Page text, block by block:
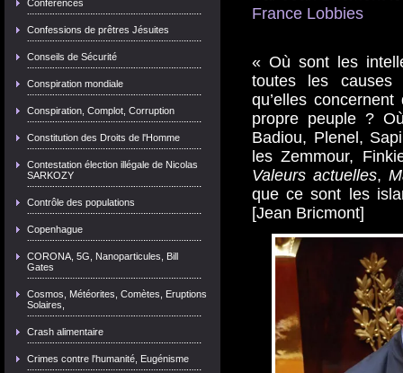
Conférences
Confessions de prêtres Jésuites
Conseils de Sécurité
Conspiration mondiale
Conspiration, Complot, Corruption
Constitution des Droits de l'Homme
Contestation élection illégale de Nicolas
SARKOZY
Contrôle des populations
Copenhague
CORONA, 5G, Nanoparticules, Bill
Gates
Cosmos, Météorites, Comètes, Eruptions
Solaires,
Crash alimentaire
Crimes contre l'humanité, Eugénisme
France Lobbies
« Où sont les
toutes les causes
qu’elles
propre peuple ?
Badiou, Plenel,
les Zemmour,
Valeurs actuelles,
que ce sont les
[Jean Bricmont]